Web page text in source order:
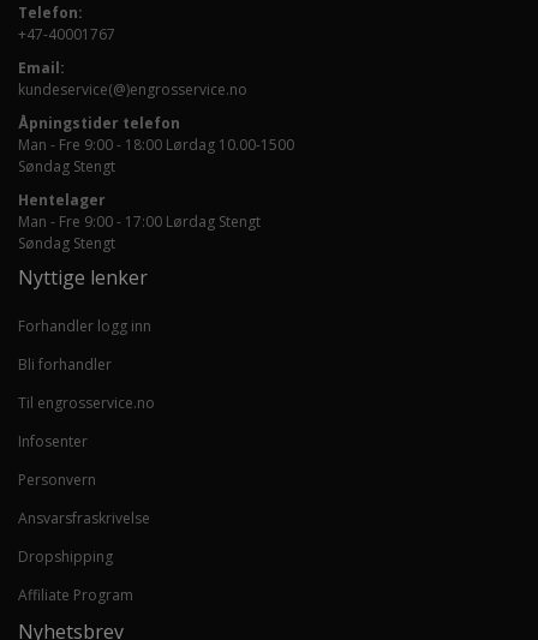
Telefon:
+47-40001767
Email:
kundeservice(@)engrosservice.no
Åpningstider telefon
Man - Fre 9:00 - 18:00 Lørdag 10.00-1500
Søndag Stengt
Hentelager
Man - Fre 9:00 - 17:00 Lørdag Stengt
Søndag Stengt
Nyttige lenker
Forhandler logg inn
Bli forhandler
Til engrosservice.no
Infosenter
Personvern
Ansvarsfraskrivelse
Dropshipping
Affiliate Program
Nyhetsbrev